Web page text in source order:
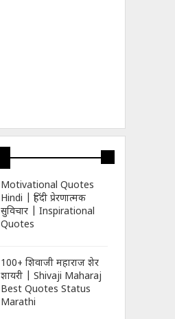
Motivational Quotes
Hindi | हिंदी प्रेरणात्मक
सुविचार | Inspirational
Quotes
100+ शिवाजी महाराज शेर
शायरी | Shivaji Maharaj
Best Quotes Status
Marathi